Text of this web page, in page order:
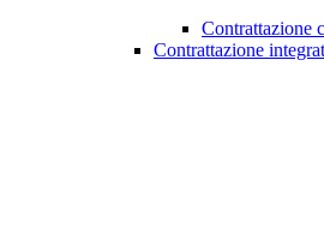
Contrattazione
Contrattazione